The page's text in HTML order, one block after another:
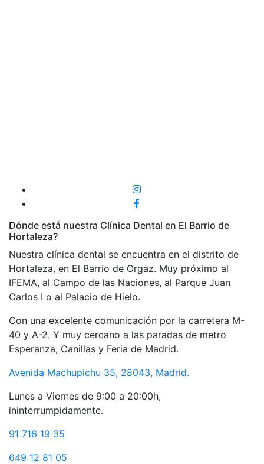
Dónde está nuestra Clínica Dental en El Barrio de
Hortaleza?
Nuestra clínica dental se encuentra en el distrito de
Hortaleza, en El Barrio de Orgaz. Muy próximo al
IFEMA, al Campo de las Naciones, al Parque Juan
Carlos I o al Palacio de Hielo.
Con una excelente comunicación por la carretera M-
40 y A-2. Y muy cercano a las paradas de metro
Esperanza, Canillas y Feria de Madrid.
Avenida Machupichu 35, 28043, Madrid.
Lunes a Viernes de 9:00 a 20:00h,
ininterrumpidamente.
91 716 19 35
649 12 81 05